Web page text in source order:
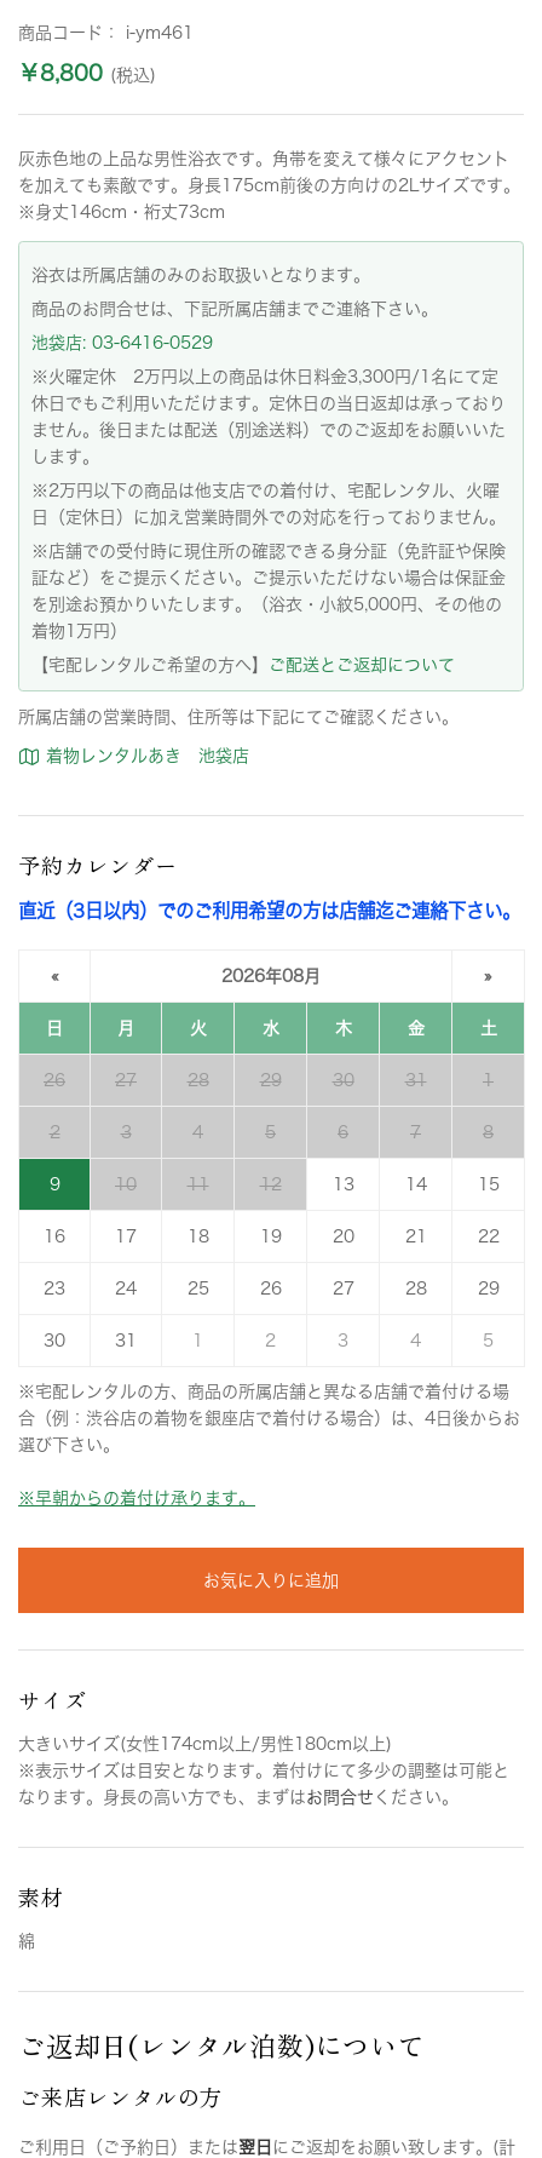
商品コード： i-ym461
￥8,800 (税込)
灰赤色地の上品な男性浴衣です。角帯を変えて様々にアクセント
を加えても素敵です。身長175cm前後の方向けの2Lサイズです。
※身丈146cm・裄丈73cm
浴衣は所属店舗のみのお取扱いとなります。
商品のお問合せは、下記所属店舗までご連絡下さい。
池袋店: 03-6416-0529
※火曜定休 2万円以上の商品は休日料金3,300円/1名にて定
休日でもご利用いただけます。定休日の当日返却は承っており
ません。後日または配送（別途送料）でのご返却をお願いいた
します。
※2万円以下の商品は他支店での着付け、宅配レンタル、火曜
日（定休日）に加え営業時間外での対応を行っておりません。
※店舗での受付時に現住所の確認できる身分証（免許証や保険
証など）をご提示ください。ご提示いただけない場合は保証金
を別途お預かりいたします。（浴衣・小紋5,000円、その他の
着物1万円）
【宅配レンタルご希望の方へ】
ご配送とご返却について
所属店舗の営業時間、住所等は下記にてご確認ください。
着物レンタルあき 池袋店
予約カレンダー
直近（3日以内）でのご利用希望の方は店舗迄ご連絡下さい。
« 2026年08月 »
日 月 火 水 木 金 土
26 27 28 29 30 31 1
2 3 4 5 6 7 8
9 10 11 12 13 14 15
16 17 18 19 20 21 22
23 24 25 26 27 28 29
30 31 2 3 4 5
※宅配レンタルの方、商品の所属店舗と異なる店舗で着付ける場
合（例：渋谷店の着物を銀座店で着付ける場合）は、4日後からお
選び下さい。
※早朝からの着付け承ります。
お気に入りに追加
サイズ
大きいサイズ(女性174cm以上/男性180cm以上)
※表示サイズは目安となります。着付けにて多少の調整は可能と
なります。身長の高い方でも、まずはお問合せ ください。
素材
綿
ご返却日(レンタル泊数)について
ご来店レンタルの方
ご利用日（ご予約日）または翌日 にご返却をお願い致します。(計